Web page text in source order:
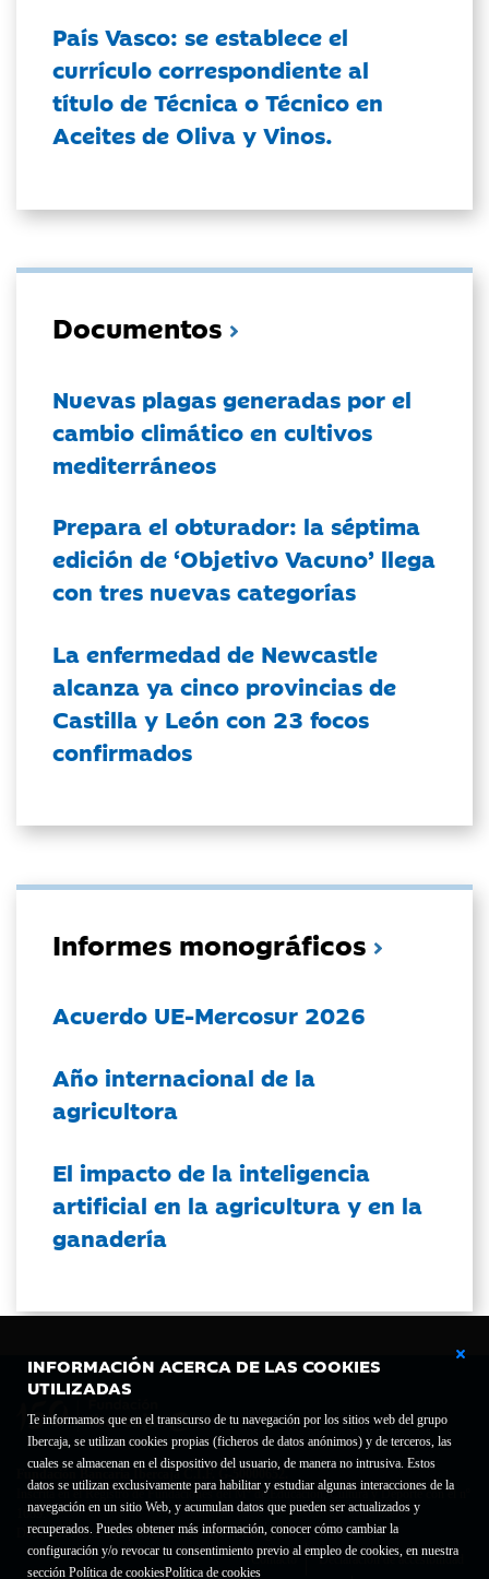
INFORMACIÓN ACERCA DE LAS COOKIES
UTILIZADAS
Te informamos que en el transcurso de tu navegación por los sitios web del grupo
Ibercaja, se utilizan cookies propias (ficheros de datos anónimos) y de terceros, las
cuales se almacenan en el dispositivo del usuario, de manera no intrusiva. Estos
datos se utilizan exclusivamente para habilitar y estudiar algunas interacciones de la
navegación en un sitio Web, y acumulan datos que pueden ser actualizados y
recuperados. Puedes obtener más información, conocer cómo cambiar la
configuración y/o revocar tu consentimiento previo al empleo de cookies, en nuestra
sección Política de cookiesPolítica de cookies
País Vasco: se establece el
currículo correspondiente al
título de Técnica o Técnico en
Aceites de Oliva y Vinos.
Documentos
Nuevas plagas generadas por el
cambio climático en cultivos
mediterráneos
Prepara el obturador: la séptima
edición de ‘Objetivo Vacuno’ llega
con tres nuevas categorías
La enfermedad de Newcastle
alcanza ya cinco provincias de
Castilla y León con 23 focos
confirmados
Informes monográficos
Acuerdo UE-Mercosur 2026
Año internacional de la
agricultora
El impacto de la inteligencia
artificial en la agricultura y en la
ganadería
Fundación Bancaria Ibercaja C.I.F. G-50000652.
Inscrita en el Registro de Fundaciones del Mº de Educación, Cultura y Deporte con el nº
1689.
Domicilio social: Joaquín Costa, 13. 50001 Zaragoza.
Contacto
Declaración de accesibilidad